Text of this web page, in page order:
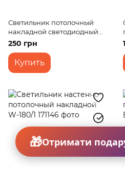
Светильник потолочный
накладной светодиодный
LED-48/6W CW led
250 грн
Купить
Отримати